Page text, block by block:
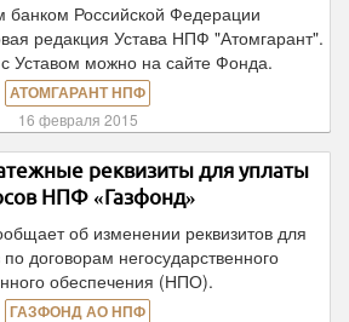
банком Российской Федерации
редакция Устава НПФ "Атомгарант".
Уставом можно на сайте Фонда.
АТОМГАРАНТ НПФ
16 февраля 2015
реквизиты для уплаты
НПФ «Газфонд»
об изменении реквизитов для
договорам негосударственного
обеспечения (НПО).
ГАЗФОНД АО НПФ